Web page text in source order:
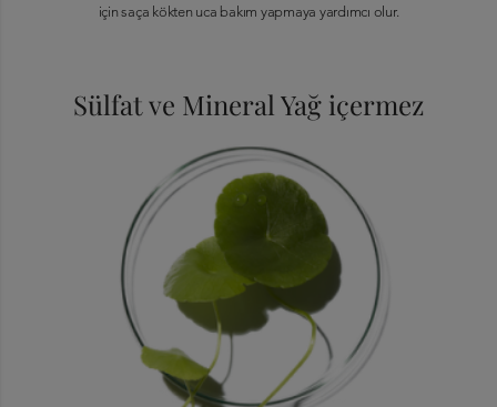
için saça kökten uca bakım yapmaya yardımcı olur.
Sülfat ve Mineral Yağ içermez